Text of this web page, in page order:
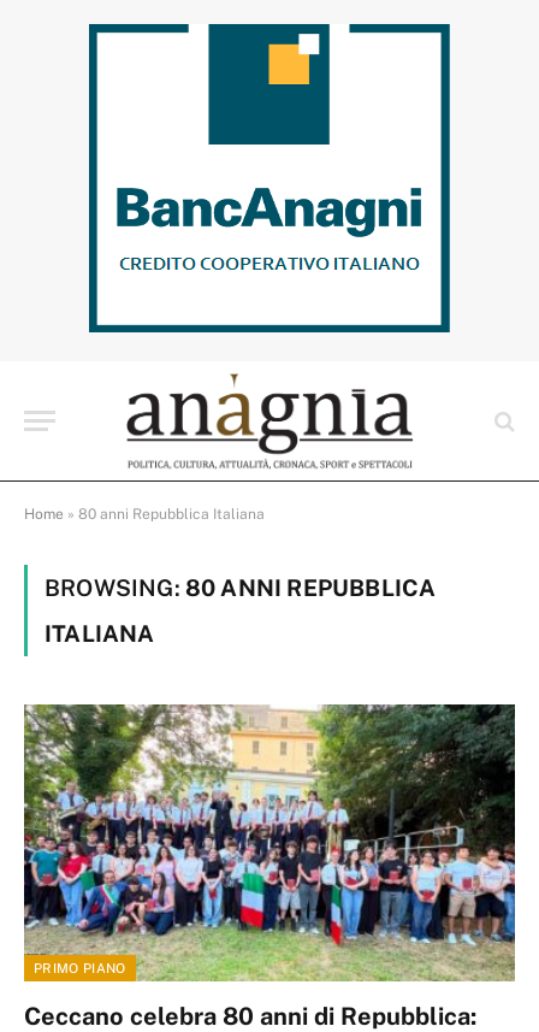
Home » 80 anni Repubblica Italiana
BROWSING: 80 ANNI REPUBBLICA
ITALIANA
PRIMO PIANO
Ceccano celebra 80 anni di Repubblica: